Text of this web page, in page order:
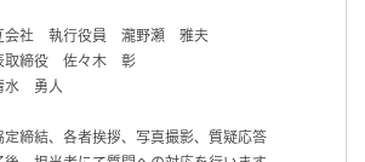
会社 執行役員 瀧野瀬 雅夫
取締役 佐々木 彰
水 勇人
締結、各者挨拶、写真撮影、質疑応答